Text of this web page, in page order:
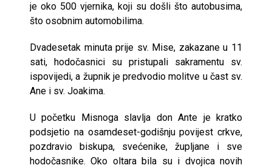
je oko 500 vjernika, koji su došli što autobusima,
što osobnim automobilima.
Dvadesetak minuta prije sv. Mise, zakazane u 11
sati, hodočasnici su pristupali sakramentu sv.
ispovijedi, a župnik je predvodio molitve u čast sv.
Ane i sv. Joakima.
U početku Misnoga slavlja don Ante je kratko
podsjetio na osamdeset-godišnju povijest crkve,
pozdravio biskupa, svećenike, župljane i sve
hodočasnike. Oko oltara bila su i dvojica novih